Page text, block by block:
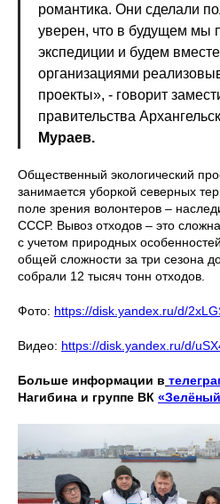
романтика. Они сделали
уверен, что в будущем мы
экспедиции и будем
организациями
проекты», - говорит
правительства
Мураев.
Общественный экологический
занимается уборкой северных
поле зрения волонтеров –
СССР. Вывоз отходов – это
с учетом природных
общей сложности за три сезона
собрали 12 тысяч тонн отходов.
Фото: https://disk.yandex.ru/d/
Видео: https://disk.yandex.ru/d/
Больше информации в
Нагибина и группе ВК